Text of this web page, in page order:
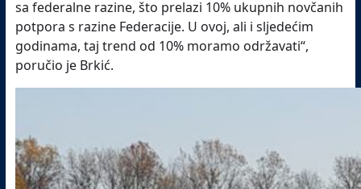
sa federalne razine, što prelazi 10% ukupnih novčanih
potpora s razine Federacije. U ovoj, ali i sljedećim
godinama, taj trend od 10% moramo održavati“,
poručio je Brkić.